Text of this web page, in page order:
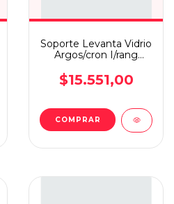
Soporte Levanta Vidrio
Argos/cron I/rang
$15.551,00
COMPRAR